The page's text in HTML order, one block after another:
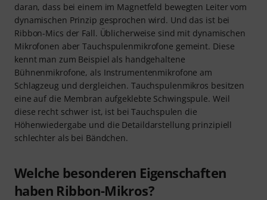
daran, dass bei einem im Magnetfeld bewegten Leiter vom
dynamischen Prinzip gesprochen wird. Und das ist bei
Ribbon-Mics der Fall. Üblicherweise sind mit dynamischen
Mikrofonen aber Tauchspulenmikrofone gemeint. Diese
kennt man zum Beispiel als handgehaltene
Bühnenmikrofone, als Instrumentenmikrofone am
Schlagzeug und dergleichen. Tauchspulenmikros besitzen
eine auf die Membran aufgeklebte Schwingspule. Weil
diese recht schwer ist, ist bei Tauchspulen die
Höhenwiedergabe und die Detaildarstellung prinzipiell
schlechter als bei Bändchen.
Welche besonderen Eigenschaften
haben Ribbon-Mikros?